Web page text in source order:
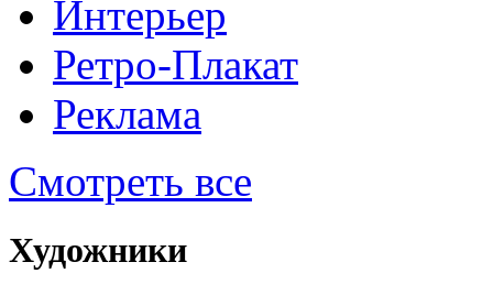
Интерьер
Ретро-Плакат
Реклама
Смотреть все
Художники